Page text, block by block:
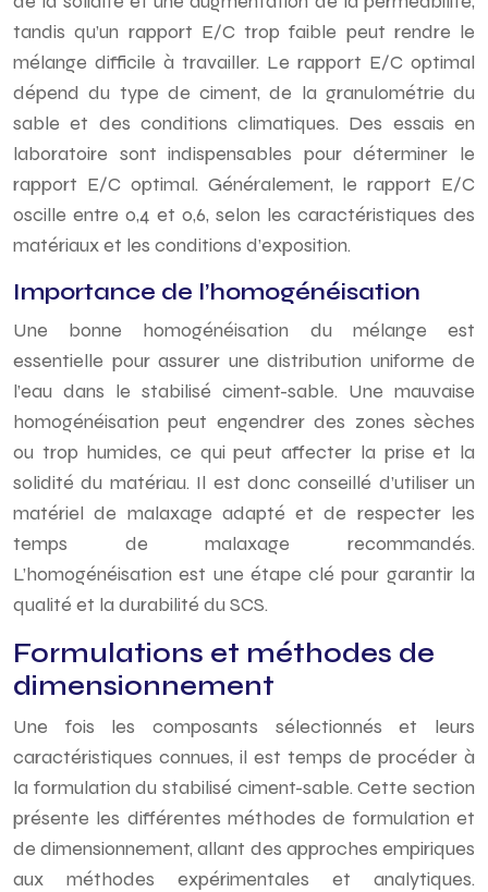
tandis qu’un rapport E/C trop faible peut rendre le
mélange difficile à travailler. Le rapport E/C optimal
dépend du type de ciment, de la granulométrie du
sable et des conditions climatiques. Des essais en
laboratoire sont indispensables pour déterminer le
rapport E/C optimal. Généralement, le rapport E/C
oscille entre 0,4 et 0,6, selon les caractéristiques des
matériaux et les conditions d’exposition.
Importance de l’homogénéisation
Une bonne homogénéisation du mélange est
essentielle pour assurer une distribution uniforme de
l’eau dans le stabilisé ciment-sable. Une mauvaise
homogénéisation peut engendrer des zones sèches
ou trop humides, ce qui peut affecter la prise et la
solidité du matériau. Il est donc conseillé d’utiliser un
matériel de malaxage adapté et de respecter les
temps de malaxage recommandés.
L’homogénéisation est une étape clé pour garantir la
qualité et la durabilité du SCS.
Formulations et méthodes de
dimensionnement
Une fois les composants sélectionnés et leurs
caractéristiques connues, il est temps de procéder à
la formulation du stabilisé ciment-sable. Cette section
présente les différentes méthodes de formulation et
de dimensionnement, allant des approches empiriques
aux méthodes expérimentales et analytiques.